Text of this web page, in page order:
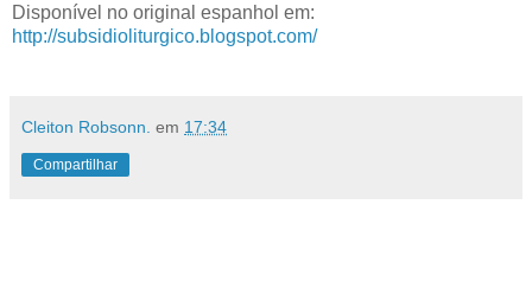
Disponível no original espanhol em:
http://subsidioliturgico.blogspot.com/
Cleiton Robsonn. em 17:34
Compartilhar